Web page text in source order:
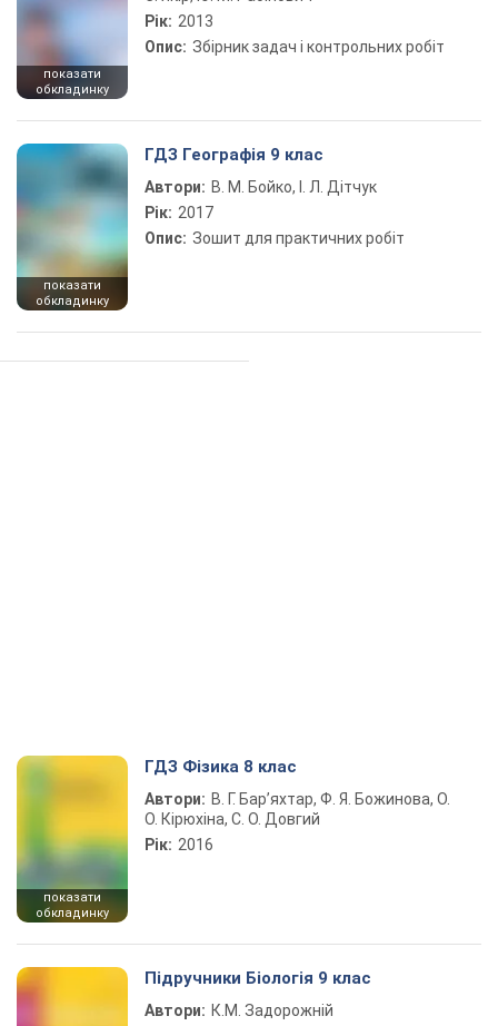
показати
обкладинку
Рік: 2013
Опис: Збірник задач і контрольних робіт
показати
обкладинку
ГДЗ Географія 9 клас
Автори: В. М. Бойко, І. Л. Дітчук
Рік: 2017
Опис: Зошит для практичних робіт
показати
обкладинку
ГДЗ Фізика 8 клас
Автори: В. Г. Бар’яхтар, Ф. Я. Божинова, О.
О. Кірюхіна, С. О. Довгий
Рік: 2016
Підручники Біологія 9 клас
Автори: К.М. Задорожній